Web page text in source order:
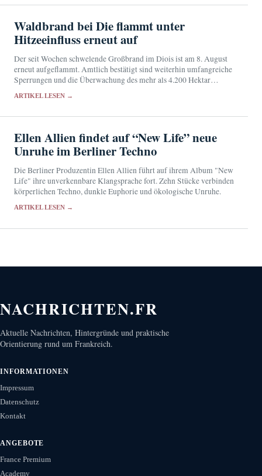
Waldbrand bei Die flammt unter
Hitzeeinfluss erneut auf
Der seit Wochen schwelende Großbrand im Diois ist am 8. August
erneut aufgeflammt. Amtlich bestätigt sind weiterhin umfangreiche
Sperrungen und die Überwachung des mehr als 4.200 Hektar
ARTIKEL LESEN →
Ellen Allien findet auf “New Life” neue
Unruhe im Berliner Techno
Die Berliner Produzentin Ellen Allien führt auf ihrem Album "New
Life" ihre unverkennbare Klangsprache fort. Zehn Stücke verbinden
körperlichen Techno, dunkle Euphorie und ökologische Unruhe.
ARTIKEL LESEN →
NACHRICHTEN.FR
Aktuelle Nachrichten, Hintergründe und praktische
Orientierung rund um Frankreich.
INFORMATIONEN
Impressum
Datenschutz
Kontakt
ANGEBOTE
France Premium
Academy